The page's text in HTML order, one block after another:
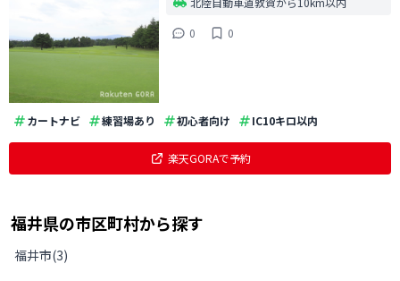
0
0
カートナビ 練習場あり 初心者向け IC10キロ以内
楽天GORAで予約
福井県の市区町村から探す
福井市(3)